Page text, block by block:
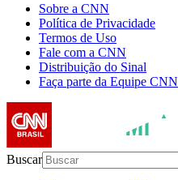
Sobre a CNN
Política de Privacidade
Termos de Uso
Fale com a CNN
Distribuição do Sinal
Faça parte da Equipe CNN
Buscar